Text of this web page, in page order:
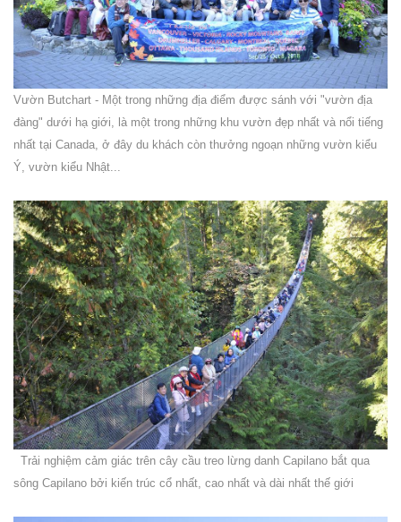
Vườn Butchart - Một trong những địa điểm được sánh với "vườn địa
đàng" dưới hạ giới, là một trong những khu vườn đẹp nhất và nổi tiếng
nhất tại Canada, ở đây du khách còn thưởng ngoạn những vườn kiểu
Ý, vườn kiểu Nhật...
Trải nghiệm cảm giác trên cây cầu treo lừng danh Capilano bắt qua
sông Capilano bởi kiến trúc cổ nhất, cao nhất và dài nhất thế giới